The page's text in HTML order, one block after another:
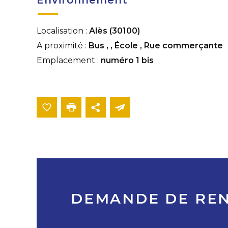
Localisation : Alès (30100)
A proximité : Bus , , École , Rue commerçante
Emplacement : numéro 1 bis
DEMANDE DE